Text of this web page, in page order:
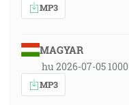
MP3
MAGYAR
hu 2026-07-05 1000
MP3